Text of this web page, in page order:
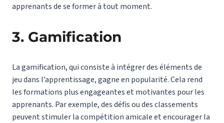
apprenants de se former à tout moment.
3. Gamification
La gamification, qui consiste à intégrer des éléments de
jeu dans l’apprentissage, gagne en popularité. Cela rend
les formations plus engageantes et motivantes pour les
apprenants. Par exemple, des défis ou des classements
peuvent stimuler la compétition amicale et encourager la